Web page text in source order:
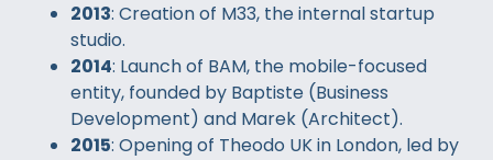
2013: Creation of M33, the internal startup
studio.
2014: Launch of BAM, the mobile-focused
entity, founded by Baptiste (Business
Development) and Marek (Architect).
2015: Opening of Theodo UK in London, led by